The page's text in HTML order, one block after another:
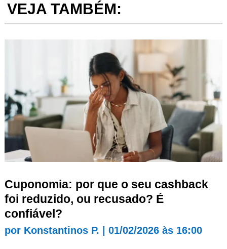
VEJA TAMBÉM:
Cuponomia: por que o seu cashback
foi reduzido, ou recusado? É
confiável?
por Konstantinos P. 01/02/2026 às 16:00